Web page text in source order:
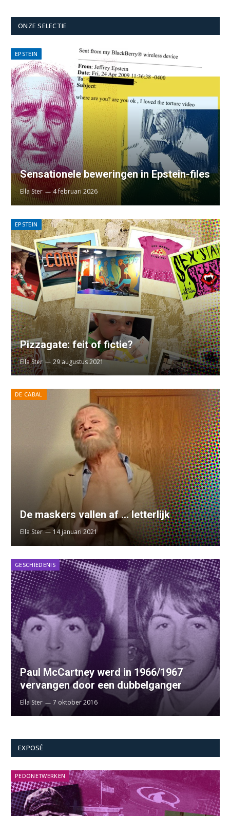
ONZE SELECTIE
EPSTEIN
Sensationele beweringen in Epstein-files
Ella Ster 4 februari 2026
EPSTEIN
Pizzagate: feit of fictie?
Ella Ster 29 augustus 2021
DE CABAL
De maskers vallen af … letterlijk
Ella Ster 14 januari 2021
GESCHIEDENIS
Paul McCartney werd in 1966/1967
vervangen door een dubbelganger
Ella Ster 7 oktober 2016
EXPOSÉ
PEDONETWERKEN